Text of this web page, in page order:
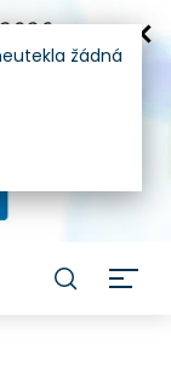
žádná